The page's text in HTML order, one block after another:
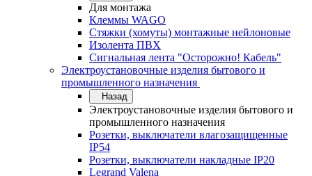
Для монтажа
Клеммы WAGO
Стяжки (хомуты) монтажные нейлоновые
Изолента ПВХ
Сигнальная лента "Осторожно! Кабель"
Электроустановочные изделия бытового и
промышленного назначения
Назад
Электроустановочные изделия бытового и
промышленного назначения
Розетки, выключатели влагозащищенные
IP54
Розетки, выключатели накладные IP20
Legrand Valena